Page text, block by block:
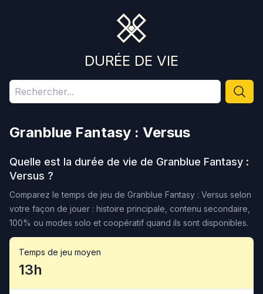
DURÉE DE VIE
Granblue Fantasy : Versus
Quelle est la durée de vie de Granblue Fantasy :
Versus ?
Comparez le temps de jeu de Granblue Fantasy : Versus selon
votre façon de jouer : histoire principale, contenu secondaire,
100% ou modes solo et coopératif quand ils sont disponibles.
Temps de jeu moyen
13h